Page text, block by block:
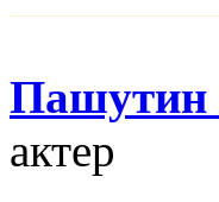
Пашутин
актер